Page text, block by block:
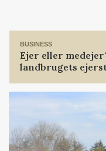
BUSINESS
Ejer eller
landbrugets